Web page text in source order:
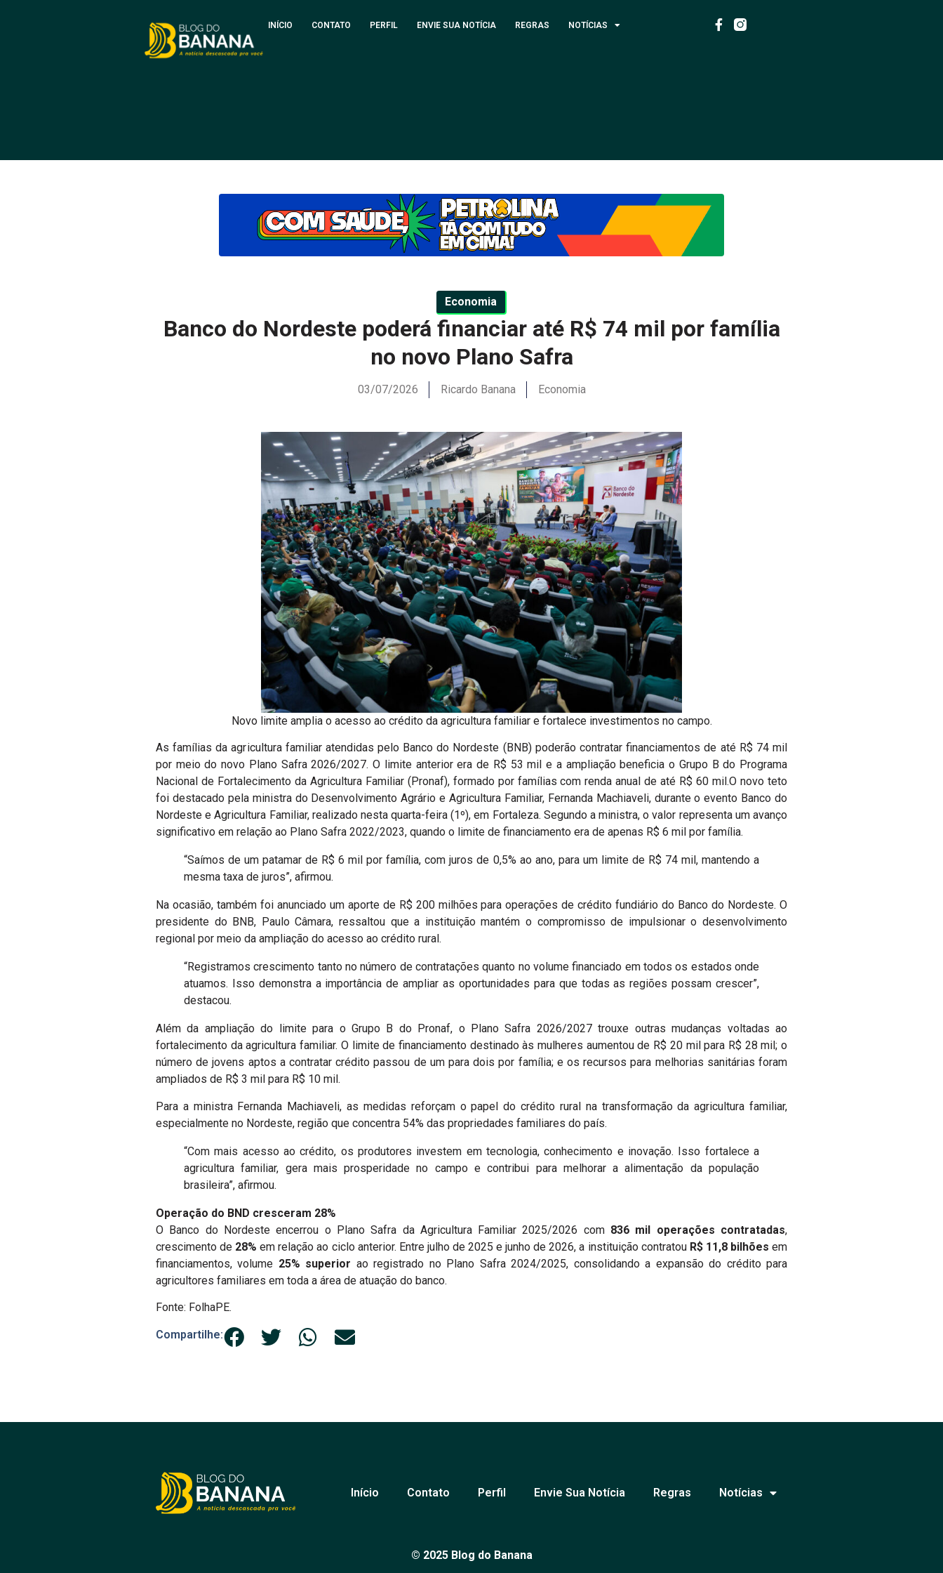
INÍCIO CONTATO PERFIL ENVIE SUA NOTÍCIA REGRAS NOTÍCIAS
Economia
Banco do Nordeste poderá financiar até R$ 74 mil por família
no novo Plano Safra
03/07/2026 Ricardo Banana Economia
Novo limite amplia o acesso ao crédito da agricultura familiar e fortalece investimentos no campo.
As famílias da agricultura familiar atendidas pelo Banco do Nordeste (BNB) poderão contratar financiamentos de até R$ 74 mil
por meio do novo Plano Safra 2026/2027. O limite anterior era de R$ 53 mil e a ampliação beneficia o Grupo B do Programa
Nacional de Fortalecimento da Agricultura Familiar (Pronaf), formado por famílias com renda anual de até R$ 60 mil.O novo teto
foi destacado pela ministra do Desenvolvimento Agrário e Agricultura Familiar, Fernanda Machiaveli, durante o evento Banco do
Nordeste e Agricultura Familiar, realizado nesta quarta-feira (1º), em Fortaleza. Segundo a ministra, o valor representa um avanço
significativo em relação ao Plano Safra 2022/2023, quando o limite de financiamento era de apenas R$ 6 mil por família.
“Saímos de um patamar de R$ 6 mil por família, com juros de 0,5% ao ano, para um limite de R$ 74 mil, mantendo a
mesma taxa de juros”, afirmou.
Na ocasião, também foi anunciado um aporte de R$ 200 milhões para operações de crédito fundiário do Banco do Nordeste. O
presidente do BNB, Paulo Câmara, ressaltou que a instituição mantém o compromisso de impulsionar o desenvolvimento
regional por meio da ampliação do acesso ao crédito rural.
“Registramos crescimento tanto no número de contratações quanto no volume financiado em todos os estados onde
atuamos. Isso demonstra a importância de ampliar as oportunidades para que todas as regiões possam crescer”,
destacou.
Além da ampliação do limite para o Grupo B do Pronaf, o Plano Safra 2026/2027 trouxe outras mudanças voltadas ao
fortalecimento da agricultura familiar. O limite de financiamento destinado às mulheres aumentou de R$ 20 mil para R$ 28 mil; o
número de jovens aptos a contratar crédito passou de um para dois por família; e os recursos para melhorias sanitárias foram
ampliados de R$ 3 mil para R$ 10 mil.
Para a ministra Fernanda Machiaveli, as medidas reforçam o papel do crédito rural na transformação da agricultura familiar,
especialmente no Nordeste, região que concentra 54% das propriedades familiares do país.
“Com mais acesso ao crédito, os produtores investem em tecnologia, conhecimento e inovação. Isso fortalece a
agricultura familiar, gera mais prosperidade no campo e contribui para melhorar a alimentação da população
brasileira”, afirmou.
Operação do BND cresceram 28%
O Banco do Nordeste encerrou o Plano Safra da Agricultura Familiar 2025/2026 com 836 mil operações contratadas,
crescimento de 28% em relação ao ciclo anterior. Entre julho de 2025 e junho de 2026, a instituição contratou R$ 11,8 bilhões em
financiamentos, volume 25% superior ao registrado no Plano Safra 2024/2025, consolidando a expansão do crédito para
agricultores familiares em toda a área de atuação do banco.
Fonte: FolhaPE.
Compartilhe:
Início Contato Perfil Envie Sua Notícia Regras Notícias
© 2025 Blog do Banana